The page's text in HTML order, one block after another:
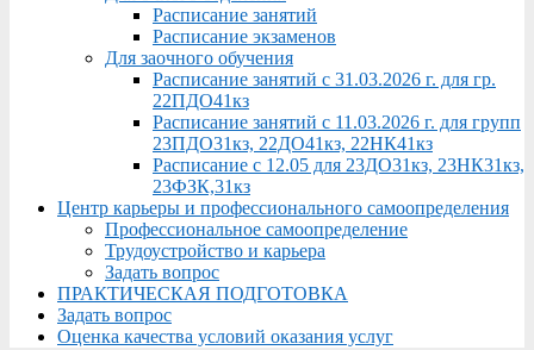
Расписание занятий
Расписание экзаменов
Для заочного обучения
Расписание занятий с 31.03.2026 г. для гр.
22ПДО41кз
Расписание занятий с 11.03.2026 г. для групп
23ПДО31кз, 22ДО41кз, 22НК41кз
Расписание с 12.05 для 23ДО31кз, 23НК31кз,
23ФЗК,31кз
Центр карьеры и профессионального самоопределения
Профессиональное самоопределение
Трудоустройство и карьера
Задать вопрос
ПРАКТИЧЕСКАЯ ПОДГОТОВКА
Задать вопрос
Оценка качества условий оказания услуг